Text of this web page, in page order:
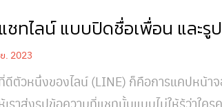
ชทไลน์ แบบปิดชื่อเพื่อน และรู
. 2023
ดีตัวหนึ่งของไลน์ (LINE) ก็คือการแคปหน้า
เราส่งรูปข้อความที่แชทนั้นแบบไม่ให้รู้ว่าใค